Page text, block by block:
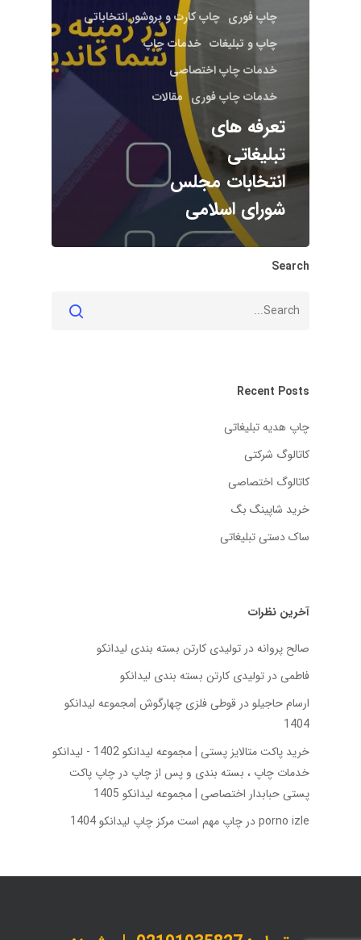
چاپ فوری چاپ کارت و بروشور انتخاباتی
چاپ و تبلیغات خدمات چاپ
خدمات چاپ اختصاصی
خدمات چاپ فوری مقالات
تعرفه‌ های
تبلیغاتی
انتخابات مجلس
شورای اسلامی
Search
Recent Posts
چاپ هدیه تبلیغاتی
کاتالوگ شرکتی
کاتالوگ اختصاصی
خرید شاپینگ بگ
ساک دستی تبلیغاتی
آخرین نظرات
صالح پروانهدر تولیدی کارتن بسته‌ بندی لیدانکو
فاطمیدر تولیدی کارتن بسته‌ بندی لیدانکو
ارسام حاجیلودر قوطی فلزی چهارگوش |مجموعه لیدانکو
1404
خرید پاکت متالایز پستی | مجموعه لیدانکو 1402 - لیدانکو
خدمات چاپ ، بسته بندی و پس از چاپ در چاپ پاکت
پستی حبابدار اختصاصی | مجموعه لیدانکو 1405
porno izleدر چاپ مهم است مرکز چاپ لیدانکو 1404